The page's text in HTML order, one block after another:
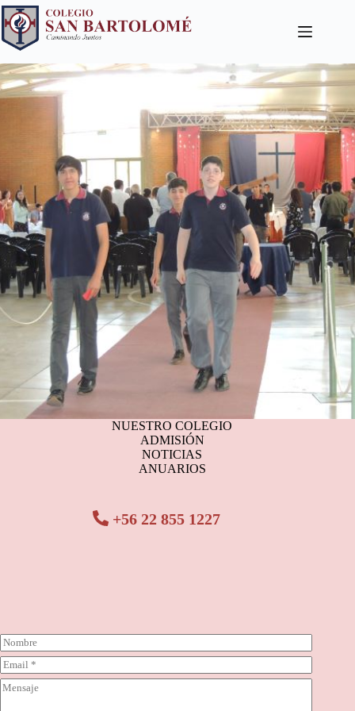
NUESTRO COLEGIO
ADMISIÓN
NOTICIAS
ANUARIOS
+56 22 855 1227
N
o
m
b
r
C
o
r
C